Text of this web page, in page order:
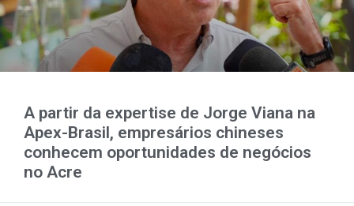
A partir da expertise de Jorge Viana na
Apex-Brasil, empresários chineses
conhecem oportunidades de negócios
no Acre